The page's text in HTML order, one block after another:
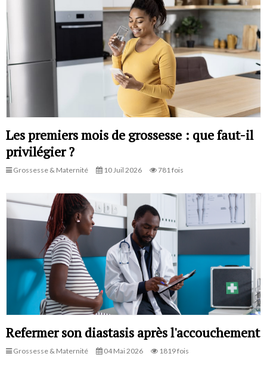
Les premiers mois de grossesse : que faut-il
privilégier ?
Grossesse & Maternité 10 Juil 2026 781 fois
Refermer son diastasis après l'accouchement
Grossesse & Maternité 04 Mai 2026 1819 fois